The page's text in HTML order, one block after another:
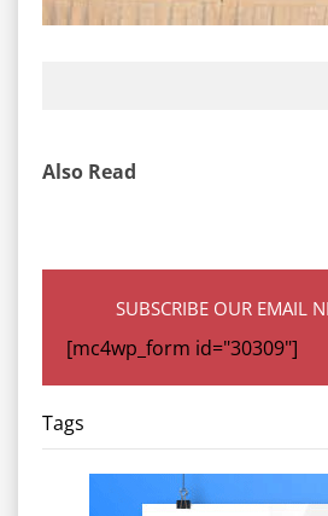
Also Read
SUBSCRIBE OUR EMAIL
[mc4wp_form id="30309"]
Tags